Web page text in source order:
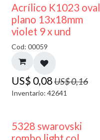
50% DESCUENTO
Acrílico K1023 oval
plano 13x18mm
violet 9 x und
Cod: 00059
US$ 0,08US$0,16
Inventario: 42641
5328 swarovski